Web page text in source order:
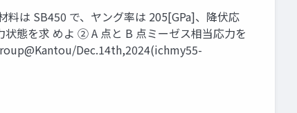
は SB450 で、ヤング率は 205[GPa]、降伏応
態を求 めよ ② A 点と B 点ミーゼス相当応力を
Dec.14th,2024(ichmy55-